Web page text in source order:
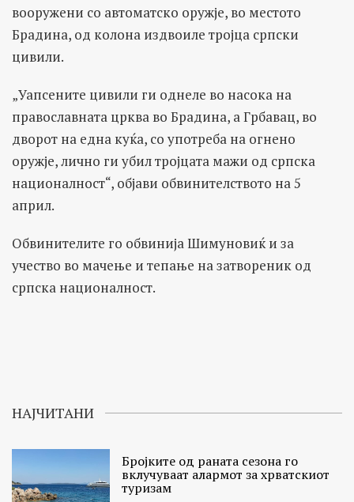
вооружени со автоматско оружје, во местото
Брадина, од колона издвоиле тројца српски
цивили.
„Уапсените цивили ги однеле во насока на
православната црква во Брадина, а Грбавац, во
дворот на една куќа, со употреба на огнено
оружје, лично ги убил тројцата мажи од српска
националност“, објави обвинителството на 5
април.
Обвинителите го обвинија Шимуновиќ и за
учество во мачење и тепање на затвореник од
српска националност.
НАЈЧИТАНИ
Бројките од раната сезона го
вклучуваат алармот за хрватскиот
туризам